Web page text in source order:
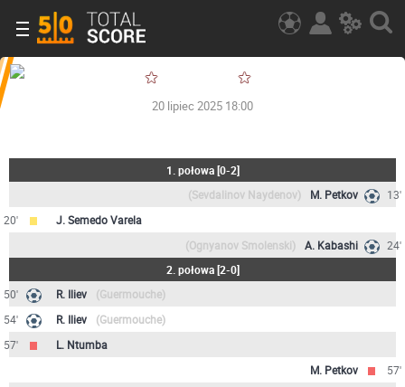
20 lipiec 2025 18:00
1. połowa[0-2]
13'
M. Petkov
(Sevdalinov Naydenov)
J. Semedo Varela
20'
24'
A. Kabashi
(Ognyanov Smolenski)
2. połowa[2-0]
(Guermouche)
R. Iliev
50'
(Guermouche)
R. Iliev
54'
L. Ntumba
57'
57'
M. Petkov